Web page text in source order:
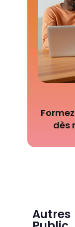
dès
Autres